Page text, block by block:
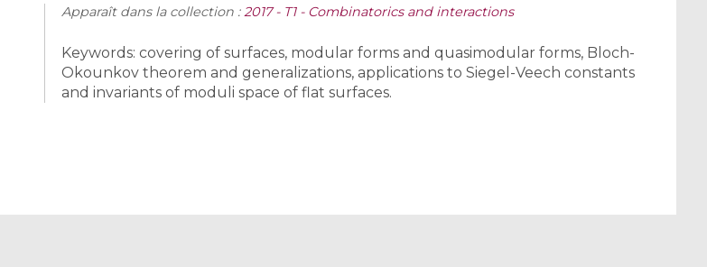
Apparaît dans la collection :2017 - T1 - Combinatorics and interactions
Keywords: covering of surfaces, modular forms and quasimodular forms, Bloch-
Okounkov theorem and generalizations, applications to Siegel-Veech constants
and invariants of moduli space of flat surfaces.